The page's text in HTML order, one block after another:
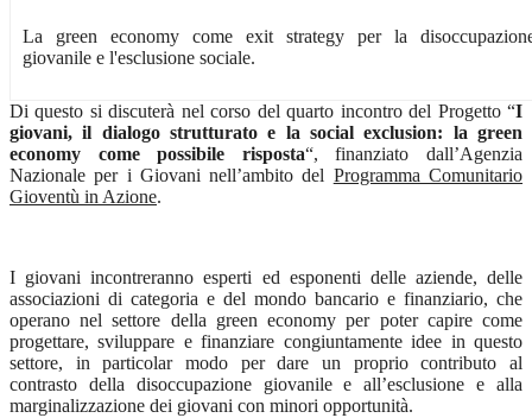
La green economy come exit strategy per la
giovanile e l'esclusione sociale.
Di questo si discuterà nel corso del quarto incontro del Progetto “I
giovani, il dialogo strutturato e la social exclusion: la green
economy come possibile risposta“, finanziato dall’Agenzia
Nazionale per i Giovani nell’ambito del Programma Comunitario
Gioventù in Azione.
I giovani incontreranno esperti ed esponenti delle aziende, delle
associazioni di categoria e del mondo bancario e finanziario, che
operano nel settore della green economy per poter capire come
progettare, sviluppare e finanziare congiuntamente idee in questo
settore, in particolar modo per dare un proprio contributo al
contrasto della disoccupazione giovanile e all’esclusione e alla
marginalizzazione dei giovani con minori opportunità.